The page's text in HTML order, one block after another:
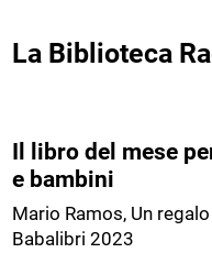
La Biblioteca
Il libro del mese
e bambini
Mario Ramos, Un
Babalibri 2023